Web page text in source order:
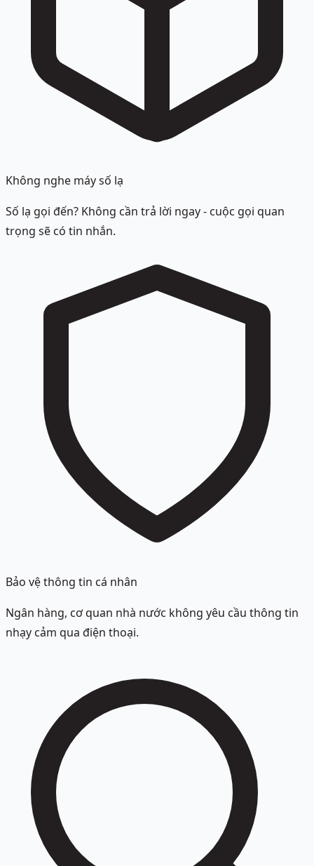
Không nghe máy số lạ
Số lạ gọi đến? Không cần trả lời ngay - cuộc gọi quan
trọng sẽ có tin nhắn.
Bảo vệ thông tin cá nhân
Ngân hàng, cơ quan nhà nước không yêu cầu thông tin
nhạy cảm qua điện thoại.